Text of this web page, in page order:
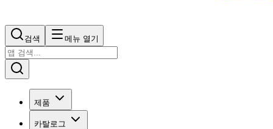
검색 메뉴 열기
제품
카탈로그